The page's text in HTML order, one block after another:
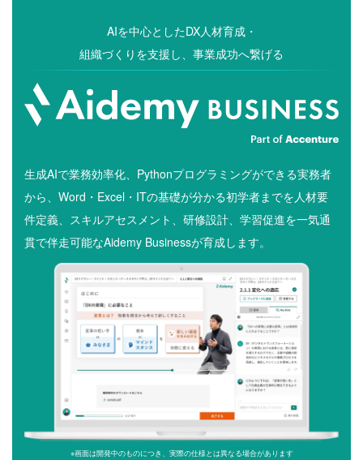
AIを中心としたDX人材育成・
組織づくりを支援し、事業成功へ繋げる
生成AIで業務効率化、Pythonプログラミングができる実務者
から、Word・Excel・ITの基礎が分かる初学者までを人材要
件定義、スキルアセスメント、研修設計、学習促進を一気通
貫で伴走可能なAidemy Businessが育成します。
※画面は開発中のものにつき、実際の仕様とは異なる場合があります